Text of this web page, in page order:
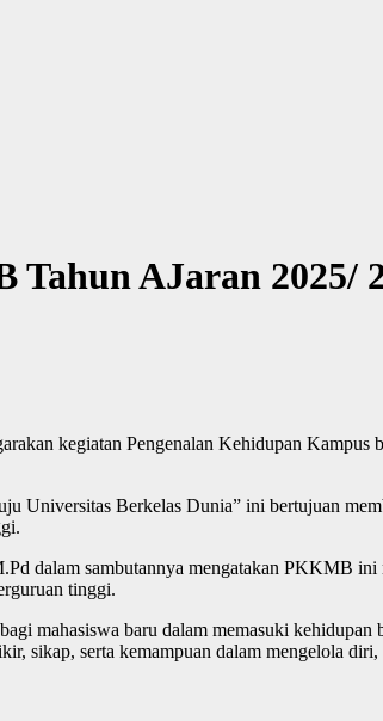
AJaran 2025/
kegiatan Pengenalan Kehidupan
Universitas Berkelas Dunia” ini bertujuan
dalam sambutannya mengatakan PKKMB
tinggi.
mahasiswa baru dalam memasuki
sikap, serta kemampuan dalam mengelola